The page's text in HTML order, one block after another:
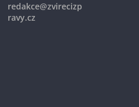
redakce@zvirecizp
ravy.cz